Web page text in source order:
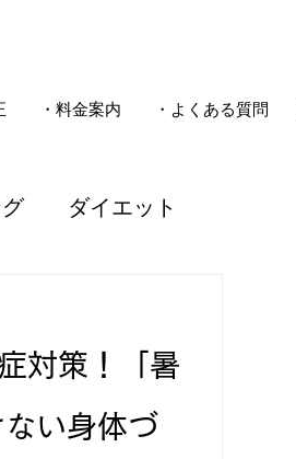
・料金案内 ・よくある質問
ダイエット
腰痛
対策！「暑
い身体づ